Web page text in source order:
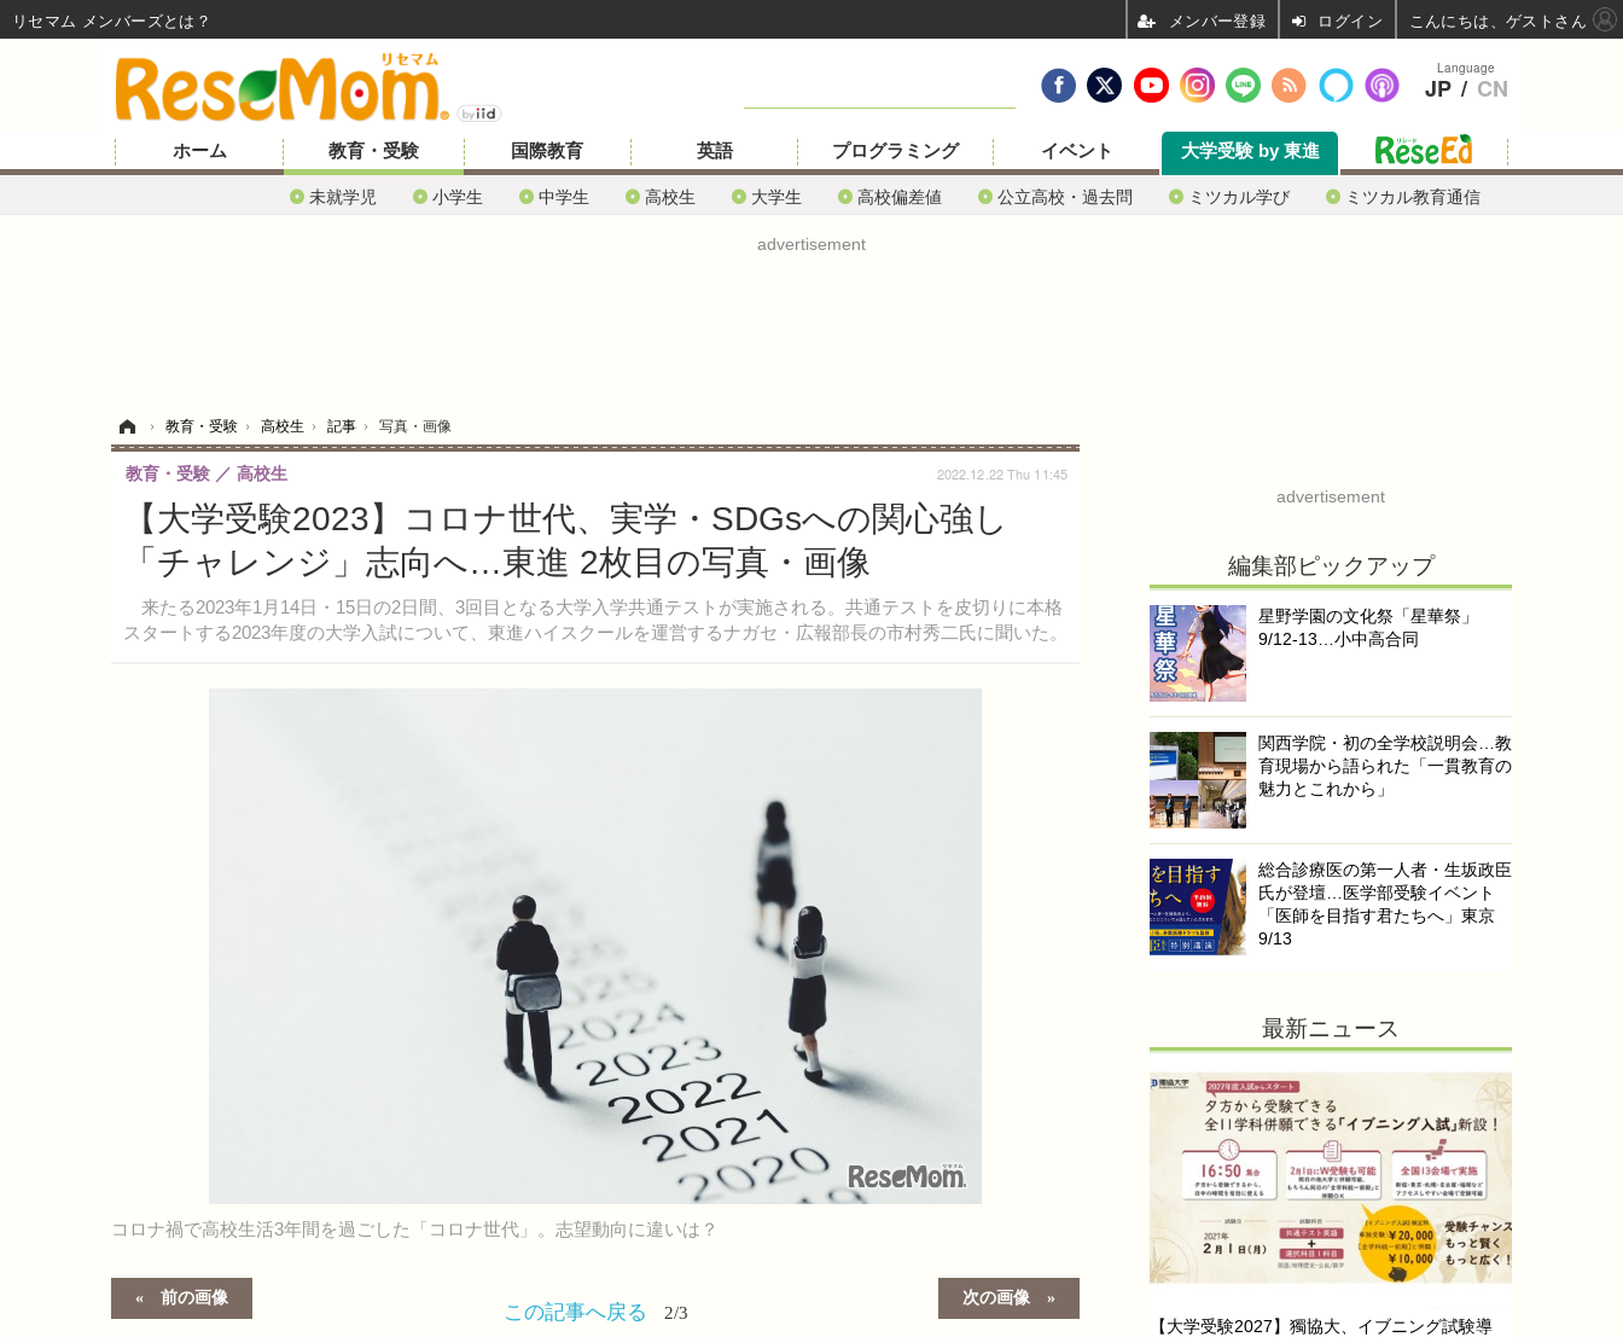
ホーム 教育・受験
未就学児 小学生 中学生 高校生 大学生 高校偏差値 公立高校・過去問 ミツカル学び ミツカル教育通信
国際教育 英語 プログラミング イベント 大学受験 by 東進
advertisement
› 教育・受験 › 高校生 › 記事 › 写真・画像
【大学受験2023】コロナ世代、実学・SDGsへの関心強し
「チャレンジ」志向へ…東進 2枚目の写真・画像
来たる2023年1月14日・15日の2日間、3回目となる大学入学共通テストが実施される。共通テストを皮切りに本格
スタートする2023年度の大学入試について、東進ハイスクールを運営するナガセ・広報部長の市村秀二氏に聞いた。
教育・受験 高校生 2022.12.22 Thu 11:45
コロナ禍で高校生活3年間を過ごした「コロナ世代」。志望動向に違いは？
前の画像 次の画像
この記事へ戻る 2/3
advertisement
編集部ピックアップ
星野学園の文化祭「星華祭」
9/12-13…小中高合同
関西学院・初の全学校説明会…教
育現場から語られた「一貫教育の
魅力とこれから」
総合診療医の第一人者・生坂政臣
氏が登壇…医学部受験イベント
「医師を目指す君たちへ」東京
9/13
最新ニュース
【大学受験2027】獨協大、イブニング試験導
Language
JP / CN
リセマム メンバーズ ログイン こんにちは、ゲストさん